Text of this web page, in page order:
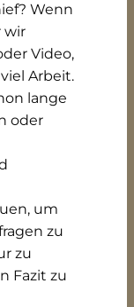
Wenn
wir
Video,
Arbeit.
lange
oder
um
zu
zu
Fazit zu